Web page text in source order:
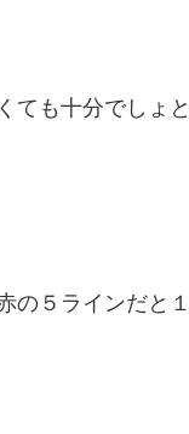
ても十分でしょと
の５ラインだと１